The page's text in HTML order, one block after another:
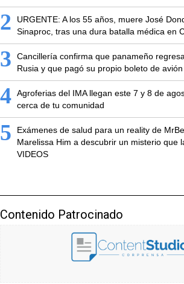
2
URGENTE: A los 55 años, muere José
Sinaproc, tras una dura batalla médica en
3
Cancillería confirma que panameño
Rusia y que pagó su propio boleto de avión
4 Agroferias del IMA llegan este 7 y 8 de
cerca de tu comunidad
5
Exámenes de salud para un reality de
Marelissa Him a descubrir un misterio que
VIDEOS
Contenido Patrocinado